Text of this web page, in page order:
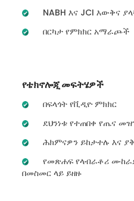
NABH እና JCI እውቅና
በርካታ የምክክር አማራጮች
የቴክኖሎጂ መፍትሄዎች
በፍላጎት የቪዲዮ ምክክር
ደህንነቱ የተጠበቀ የጤና
ሕክምናዎን ይከታተሉ እና
የመጽሐፍ የላብራቶሪ
በመስመር ላይ ይዘዙ